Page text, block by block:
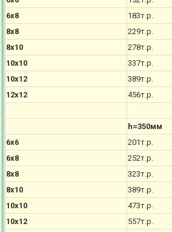
6х8
183т.р.
8х8
229т.р.
8х10
278т.р.
10х10
337т.р.
10х12
389т.р.
12х12
456т.р.
h=350мм
6х6
201т.р.
6х8
252т.р.
8х8
323т.р.
8х10
389т.р.
10х10
473т.р.
10х12
557т.р.